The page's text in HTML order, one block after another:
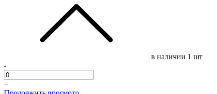
в наличии 1 шт
-
+